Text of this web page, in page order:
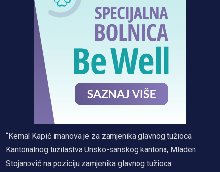
“Kemal Kapić imanova je za zamjenika glavnog tužioca
Kantonalnog tužilaštva Unsko-sanskog kantona, Mladen
Stojanović na poziciju zamjenika glavnog tužioca